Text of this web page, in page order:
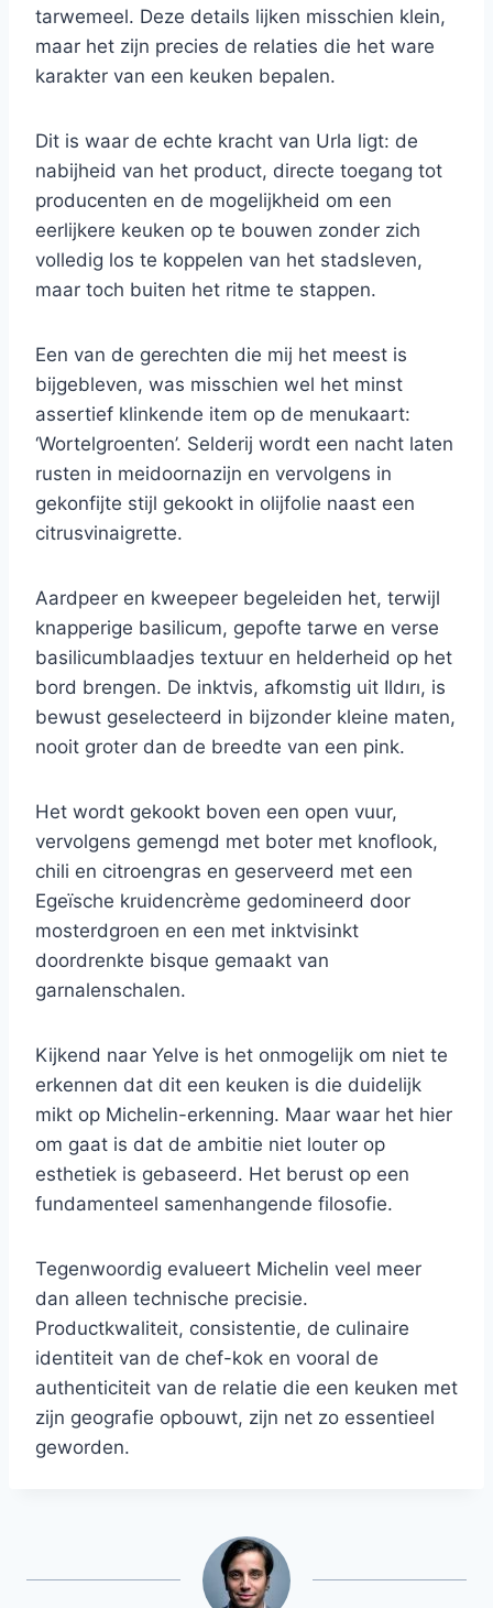
tarwemeel. Deze details lijken misschien klein,
maar het zijn precies de relaties die het ware
karakter van een keuken bepalen.
Dit is waar de echte kracht van Urla ligt: ​​de
nabijheid van het product, directe toegang tot
producenten en de mogelijkheid om een ​​
eerlijkere keuken op te bouwen zonder zich
volledig los te koppelen van het stadsleven,
maar toch buiten het ritme te stappen.
Een van de gerechten die mij het meest is
bijgebleven, was misschien wel het minst
assertief klinkende item op de menukaart:
‘Wortelgroenten’. Selderij wordt een nacht laten
rusten in meidoornazijn en vervolgens in
gekonfijte stijl gekookt in olijfolie naast een
citrusvinaigrette.
Aardpeer en kweepeer begeleiden het, terwijl
knapperige basilicum, gepofte tarwe en verse
basilicumblaadjes textuur en helderheid op het
bord brengen. De inktvis, afkomstig uit Ildırı, is
bewust geselecteerd in bijzonder kleine maten,
nooit groter dan de breedte van een pink.
Het wordt gekookt boven een open vuur,
vervolgens gemengd met boter met knoflook,
chili en citroengras en geserveerd met een
Egeïsche kruidencrème gedomineerd door
mosterdgroen en een met inktvisinkt
doordrenkte bisque gemaakt van
garnalenschalen.
Kijkend naar Yelve is het onmogelijk om niet te
erkennen dat dit een keuken is die duidelijk
mikt op Michelin-erkenning. Maar waar het hier
om gaat is dat de ambitie niet louter op
esthetiek is gebaseerd. Het berust op een
fundamenteel samenhangende filosofie.
Tegenwoordig evalueert Michelin veel meer
dan alleen technische precisie.
Productkwaliteit, consistentie, de culinaire
identiteit van de chef-kok en vooral de
authenticiteit van de relatie die een keuken met
zijn geografie opbouwt, zijn net zo essentieel
geworden.